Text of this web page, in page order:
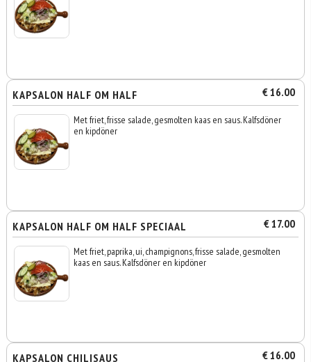
KAPSALON HALF OM HALF € 16.00
Met friet, frisse salade, gesmolten kaas en saus. Kalfsdöner
en kipdöner
KAPSALON HALF OM HALF SPECIAAL € 17.00
Met friet, paprika, ui, champignons, frisse salade, gesmolten
kaas en saus. Kalfsdöner en kipdöner
KAPSALON CHILISAUS € 16.00